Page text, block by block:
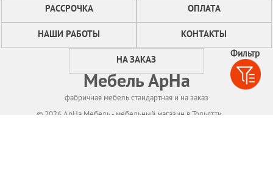
Фильтр
РАССРОЧКА ОПЛАТА
НАШИ РАБОТЫ КОНТАКТЫ
НА ЗАКАЗ
Мебель АрНа
фабричная мебель стандартная и на заказ
© 2026 АрНа Мебель - мебельный магазин в Тольятти